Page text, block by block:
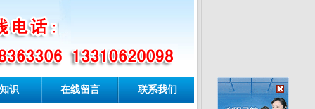
识 在线留言 联系我们